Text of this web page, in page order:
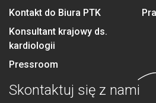
Kontakt do Biura PTK
Konsultant krajowy ds.
kardiologii
Pressroom
Skontaktuj się z nami